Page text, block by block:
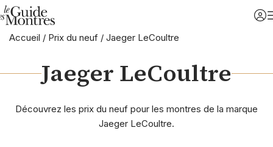
Accueil / Prix du neuf / Jaeger LeCoultre
Jaeger LeCoultre
Découvrez les prix du neuf pour les montres de la marque
Jaeger LeCoultre.